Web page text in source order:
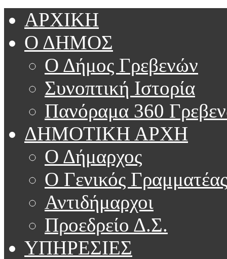
ΑΡΧΙΚΗ
Ο ΔΗΜΟΣ
Ο Δήμος Γρεβενών
Συνοπτική Ιστορία
Πανόραμα 360
ΔΗΜΟΤΙΚΗ ΑΡΧΗ
Ο Δήμαρχος
Ο Γενικός Γραμματέας
Αντιδήμαρχοι
Προεδρείο Δ.Σ.
ΥΠΗΡΕΣΙΕΣ